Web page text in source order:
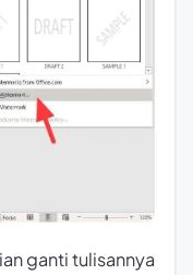
ganti tulisannya